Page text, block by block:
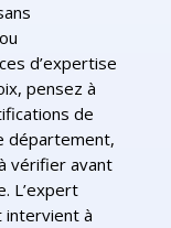
d’expertise
pensez à
de
département,
vérifier avant
L’expert
intervient à